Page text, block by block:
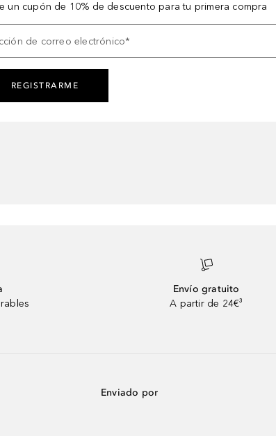
un cupón de 10% de descuento para tu primera compra
de correo electrónico*
REGISTRARME
Envío gratuito
A partir de 24€³
Enviado por